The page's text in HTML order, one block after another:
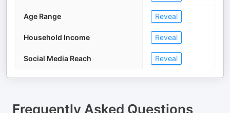
Age Range Reveal
Household Income Reveal
Social Media Reach Reveal
Frequently Asked Questions